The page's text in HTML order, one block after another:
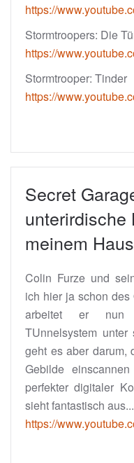
https://
Stormtroopers: Die
https://
Stormtrooper: Tinder
https://
Secret
unterirdische
meinem
Colin Furze und
ich hier ja schon des
arbeitet er nun
TUnnelsystem
geht es aber darum,
Gebilde
perfekter digitaler
sieht fantastisch aus...
https://